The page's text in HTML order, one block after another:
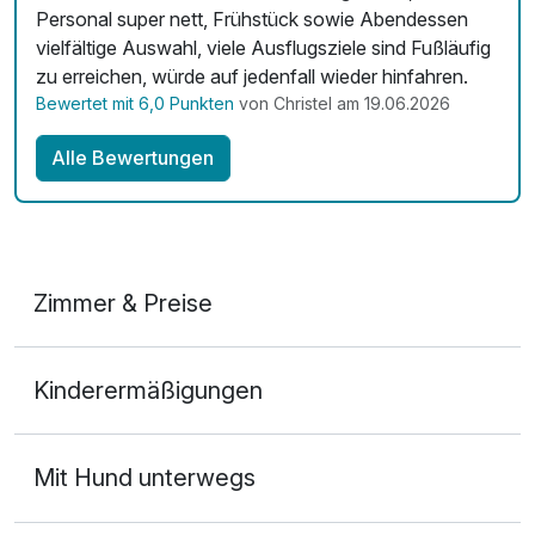
Personal super nett, Frühstück sowie Abendessen
vielfältige Auswahl, viele Ausflugsziele sind Fußläufig
zu erreichen, würde auf jedenfall wieder hinfahren.
Bewertet mit 6,0 Punkten von Christel am 19.06.2026
Alle Bewertungen
Zimmer & Preise
2 Erwachsene
Kinderermäßigungen
Mit Hund unterwegs